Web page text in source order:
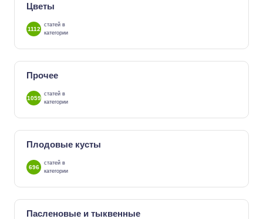
Цветы
1112
статей в
категории
Прочее
1059
статей в
категории
Плодовые кусты
696
статей в
категории
Пасленовые и тыквенные